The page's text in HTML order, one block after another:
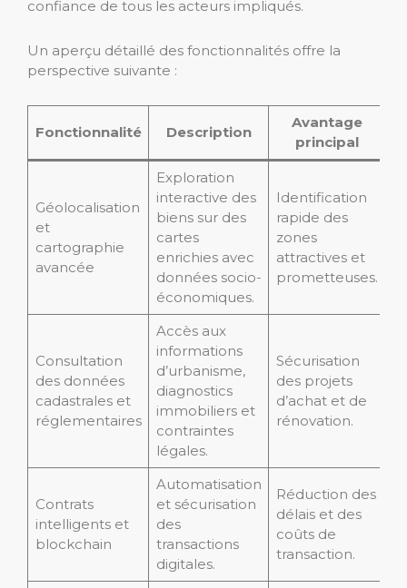
confiance de tous les acteurs impliqués.
Un aperçu détaillé des fonctionnalités offre la
perspective suivante :
Fonctionnalité Description
Avantage
principal
Géolocalisation
et
cartographie
avancée
Exploration
interactive des
biens sur des
cartes
enrichies avec
données socio-
économiques.
Identification
rapide des
zones
attractives et
prometteuses.
Consultation
des données
cadastrales et
réglementaires
Accès aux
informations
d’urbanisme,
diagnostics
immobiliers et
contraintes
légales.
Sécurisation
des projets
d’achat et de
rénovation.
Contrats
intelligents et
blockchain
Automatisation
et sécurisation
des
transactions
digitales.
Réduction des
délais et des
coûts de
transaction.